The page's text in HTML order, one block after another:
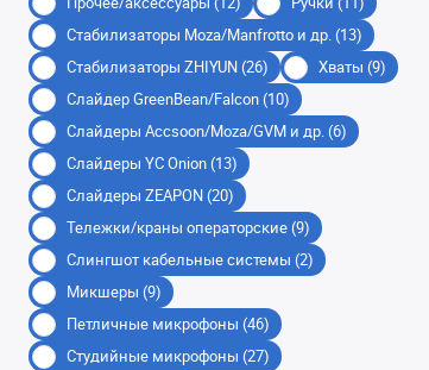
Стабилизаторы Moza/Manfrotto и др. (13)
Стабилизаторы ZHIYUN (26)
Хваты (9)
Слайдер GreenBean/Falcon (10)
Слайдеры Accsoon/Moza/GVM и др. (6)
Слайдеры YC Onion (13)
Слайдеры ZEAPON (20)
Тележки/краны операторские (9)
Слингшот кабельные системы (2)
Микшеры (9)
Петличные микрофоны (46)
Студийные микрофоны (27)